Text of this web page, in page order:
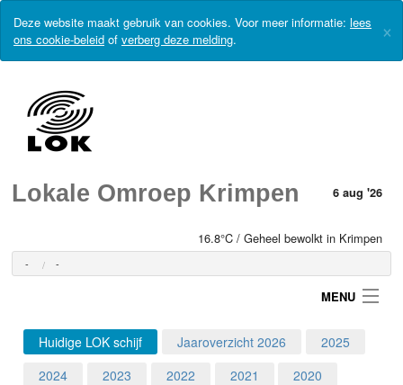
Deze website maakt gebruik van cookies. Voor meer informatie: lees
ons cookie-beleid of verberg deze melding. ×
Lokale Omroep Krimpen 6 aug '26
16.8°C / Geheel bewolkt in Krimpen
- -
MENU
Login
Huidige LOK schijf Jaaroverzicht 2026
2025
2024
2023 2022 2021
2020